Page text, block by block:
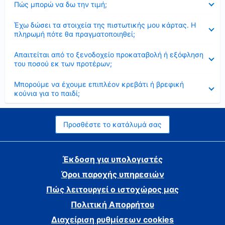
Πώς μπορώ να δω την τιμή;
Έχω δώσει τα στοιχεία της πιστωτικής μου κάρτας. Η
πληρωμή πότε θα πραγματοποιηθεί;
Απαιτείται από το ξενοδοχείο προκαταβολή ή εξόφληση
του ποσού εκ των προτέρων;
Μπορούμε να έχουμε επιπλέον κρεβάτι ή βρεφική
κούνια για το παιδί;
Προσθέστε το κατάλυμά σας
Έκδοση για υπολογιστές
Όροι παροχής υπηρεσιών
Πώς λειτουργεί ο ιστοχώρος μας
Πολιτική Απορρήτου
Διαχείριση ρυθμίσεων cookies